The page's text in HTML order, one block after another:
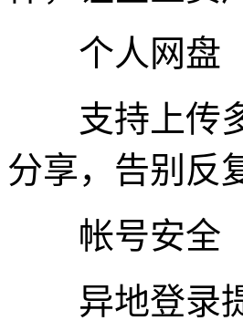
个人网盘
支持上传多
分享，告别反
帐号安全
异地登录提